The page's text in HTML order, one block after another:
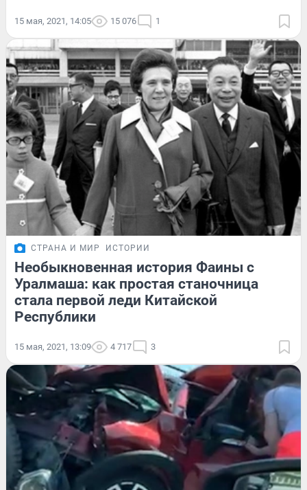
15 мая, 2021, 14:05 15 076 1
СТРАНА И МИР ИСТОРИИ
Необыкновенная история Фаины с
Уралмаша: как простая станочница
стала первой леди Китайской
Республики
15 мая, 2021, 13:09 4 717 3